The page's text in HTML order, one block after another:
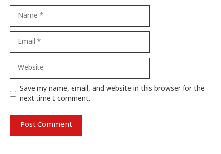
Save my name, email, and website in this browser for the
next time I comment.